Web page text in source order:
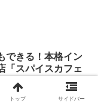
できる！本格イン
「スパイスカフェ
カレー屋さん「スパイ
トップ サイドバー